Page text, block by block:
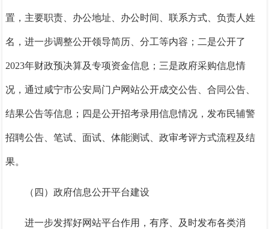
置，主要职责、办公地址、办公时间、联系方式、负责人姓
名，进一步调整公开领导简历、分工等内容；二是公开了
2023年财政预决算及专项资金信息；三是政府采购信息情
况，通过咸宁市公安局门户网站公开成交公告、合同公告、
结果公告等信息；四是公开招考录用信息情况，发布民辅警
招聘公告 、笔试、面试、体能测试、政审考评方式流程及结
果。
（四）政府信息公开平台建设
进一步发挥好网站平台作用，有序、及时发布各类消